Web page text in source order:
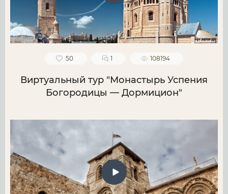
50 1 108194
Виртуальный тур "Монастырь Успения
Богородицы — Дормицион"